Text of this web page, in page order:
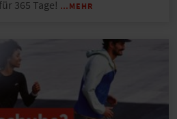
365 Tage! …MEHR